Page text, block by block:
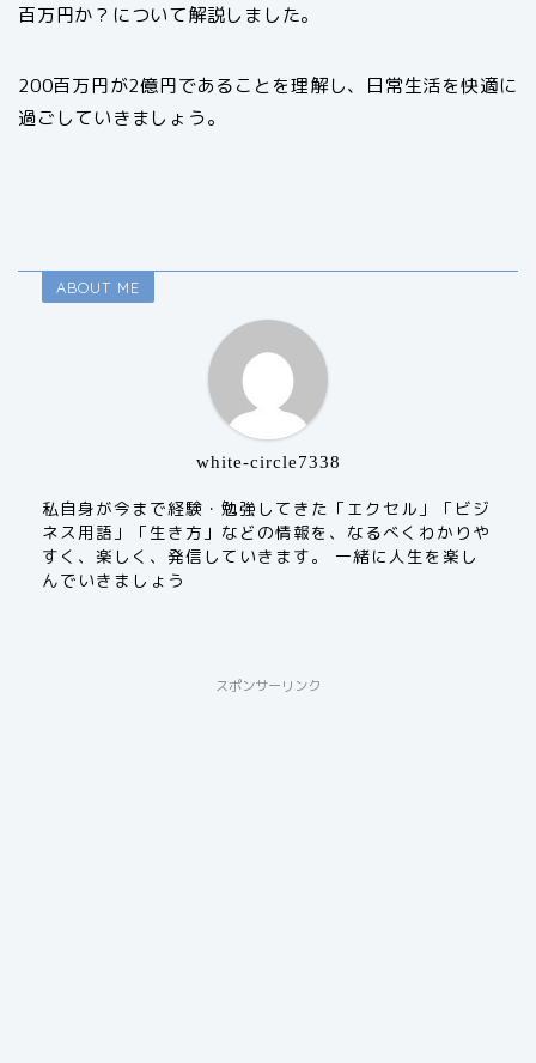
百万円か？について解説しました。
200百万円が2億円であることを理解し、日常生活を快適に
過ごしていきましょう。
ABOUT ME
white-circle7338
私自身が今まで経験・勉強してきた「エクセル」「ビジ
ネス用語」「生き方」などの情報を、なるべくわかりや
すく、楽しく、発信していきます。 一緒に人生を楽し
んでいきましょう
スポンサーリンク